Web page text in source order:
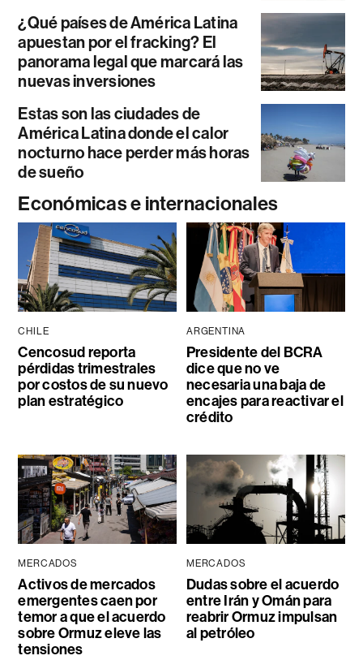
¿Qué países de América Latina
apuestan por el fracking? El
panorama legal que marcará las
nuevas inversiones
Estas son las ciudades de
América Latina donde el calor
nocturno hace perder más horas
de sueño
Económicas e internacionales
CHILE
Cencosud reporta
pérdidas trimestrales
por costos de su nuevo
plan estratégico
ARGENTINA
Presidente del BCRA
dice que no ve
necesaria una baja de
encajes para reactivar el
crédito
MERCADOS
Activos de mercados
emergentes caen por
temor a que el acuerdo
sobre Ormuz eleve las
tensiones
MERCADOS
Dudas sobre el acuerdo
entre Irán y Omán para
reabrir Ormuz impulsan
al petróleo